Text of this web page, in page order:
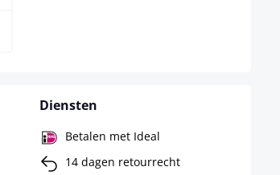
Diensten
Betalen met Ideal
14 dagen retourrecht